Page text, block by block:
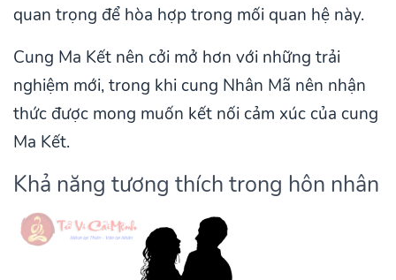
quan trọng để hòa hợp trong mối quan hệ này.
Cung Ma Kết nên cởi mở hơn với những trải
nghiệm mới, trong khi cung Nhân Mã nên nhận
thức được mong muốn kết nối cảm xúc của cung
Ma Kết.
Khả năng tương thích trong hôn nhân